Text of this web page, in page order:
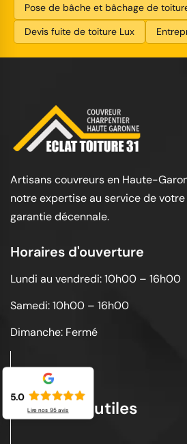
Pose de bâche et bâchage de
Devis fuite de toiture Lux
Artisans couvreurs en Haute-
notre expertise au service de
garantie décennale.
Horaires d'ouverture
Lundi au vendredi: 10h00 – 16h00
Samedi: 10h00 – 16h00
Dimanche: Fermé
Liens utiles
5.0
Lire nos 95avis